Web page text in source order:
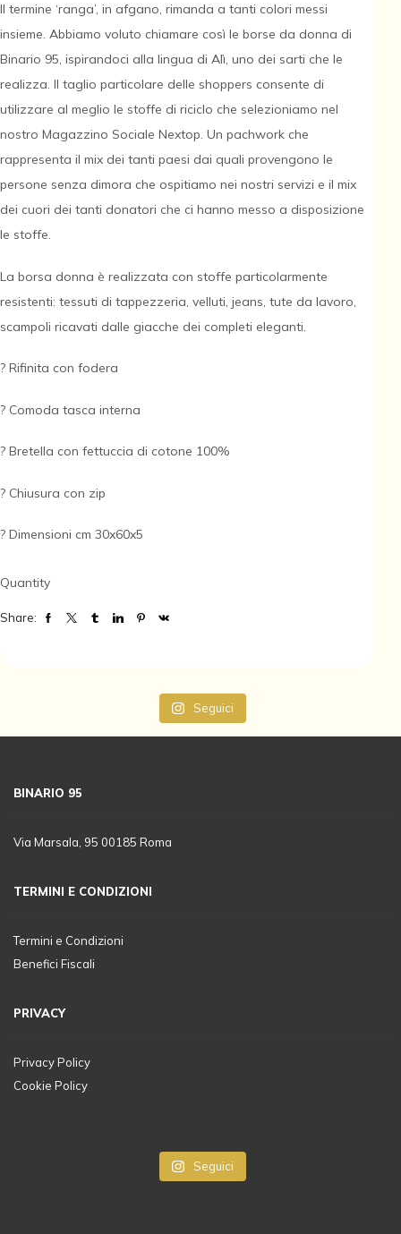
Il termine ‘ranga’, in afgano, rimanda a tanti colori messi
insieme. Abbiamo voluto chiamare così le borse da donna di
Binario 95, ispirandoci alla lingua di Alì, uno dei sarti che le
realizza. Il taglio particolare delle shoppers consente di
utilizzare al meglio le stoffe di riciclo che selezioniamo nel
nostro Magazzino Sociale Nextop. Un pachwork che
rappresenta il mix dei tanti paesi dai quali provengono le
persone senza dimora che ospitiamo nei nostri servizi e il mix
dei cuori dei tanti donatori che ci hanno messo a disposizione
le stoffe.
La borsa donna è realizzata con stoffe particolarmente
resistenti: tessuti di tappezzeria, velluti, jeans, tute da lavoro,
scampoli ricavati dalle giacche dei completi eleganti.
? Rifinita con fodera
? Comoda tasca interna
? Bretella con fettuccia di cotone 100%
? Chiusura con zip
? Dimensioni cm 30x60x5
Quantity
Share:
Seguici
BINARIO 95
Via Marsala, 95 00185 Roma
TERMINI E CONDIZIONI
Termini e Condizioni
Benefici Fiscali
PRIVACY
Privacy Policy
Cookie Policy
Seguici